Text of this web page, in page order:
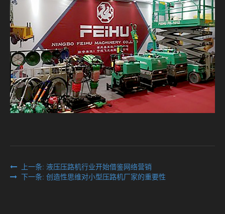
上一条: 液压压路机行业开始借鉴网络营销
下一条: 创造性思维对小型压路机厂家的重要性